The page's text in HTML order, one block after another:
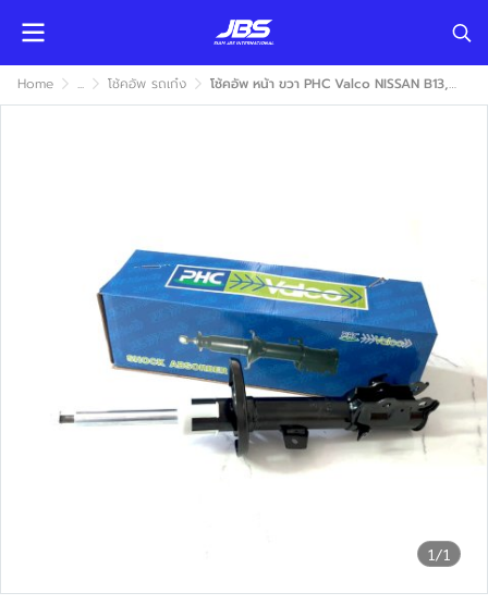
Home ... โช้คอัพ รถเก๋ง โช้คอัพ หน้า ขวา PHC Valco NISSAN B13, PRESEA 1990-1994 (นิสสัน บี13, พรีเซีย) แก๊ส
1/1